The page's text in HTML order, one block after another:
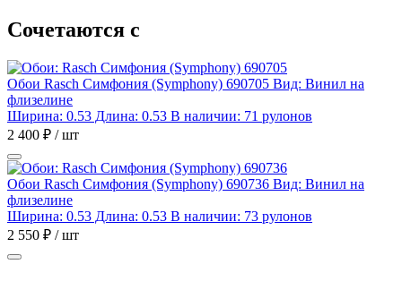
Сочетаются с
Обои Rasch Симфония (Symphony) 690705 Вид: Винил на
флизелине
Ширина: 0.53 Длина: 0.53 В наличии: 71 рулонов
2 400 ₽ / шт
Обои Rasch Симфония (Symphony) 690736 Вид: Винил на
флизелине
Ширина: 0.53 Длина: 0.53 В наличии: 73 рулонов
2 550 ₽ / шт